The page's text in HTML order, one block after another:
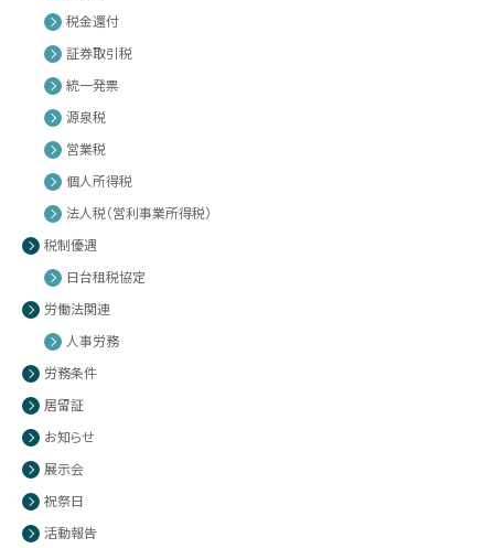
税金還付
証券取引税
統一発票
源泉税
営業税
個人所得税
法人税（営利事業所得税）
税制優遇
日台租税協定
労働法関連
人事労務
労務条件
居留証
お知らせ
展示会
祝祭日
活動報告